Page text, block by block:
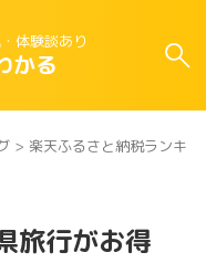
体験談あり
かる
> 楽天ふるさと納税ランキン
旅行がお得